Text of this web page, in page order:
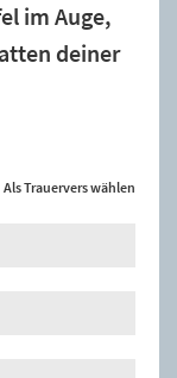
im Auge,
deiner
Als Trauervers wählen